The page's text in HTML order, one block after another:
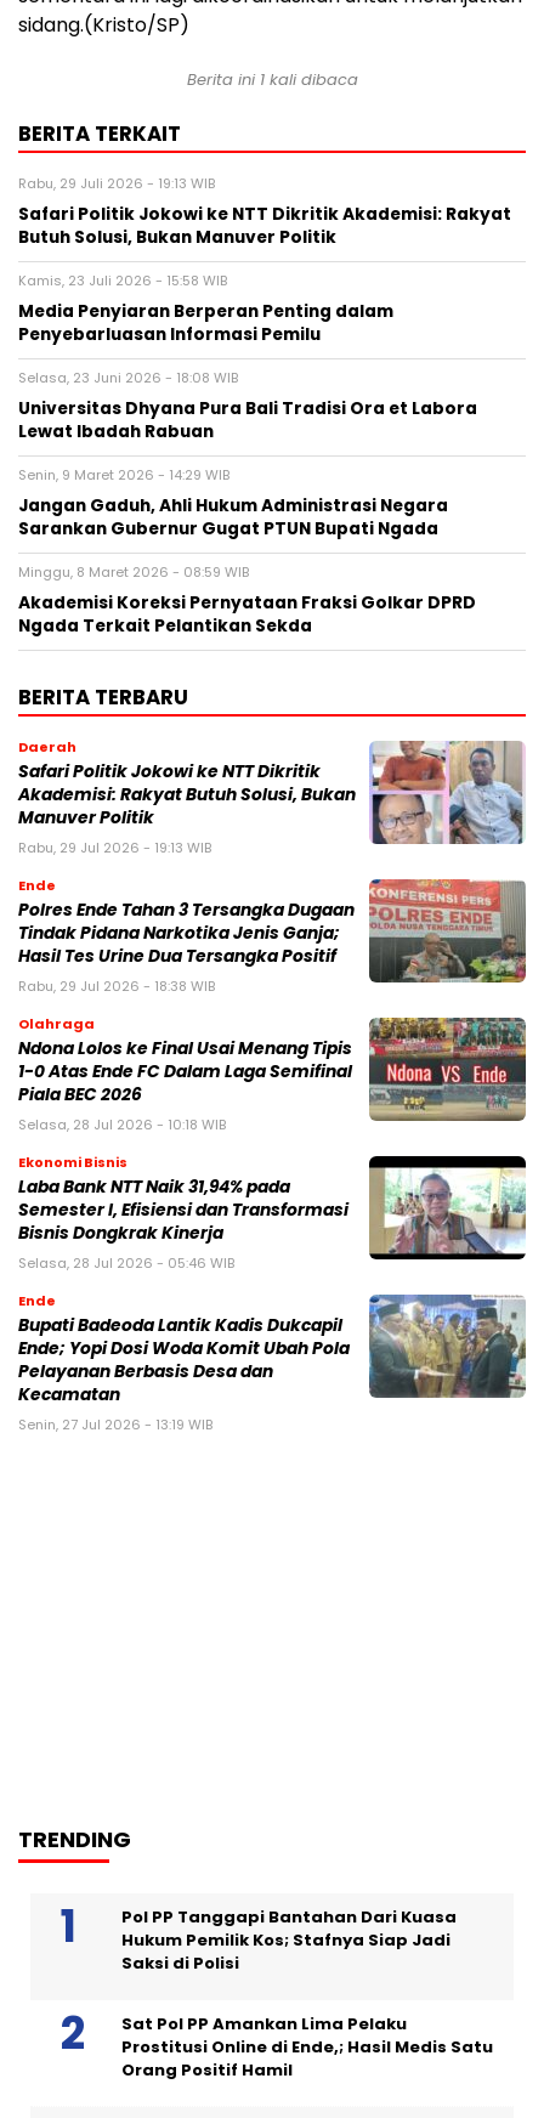
sidang.(Kristo/SP)
Berita ini 1 kali dibaca
BERITA TERKAIT
Rabu, 29 Juli 2026 - 19:13 WIB
Safari Politik Jokowi ke NTT Dikritik Akademisi: Rakyat
Butuh Solusi, Bukan Manuver Politik
Kamis, 23 Juli 2026 - 15:58 WIB
Media Penyiaran Berperan Penting dalam
Penyebarluasan Informasi Pemilu
Selasa, 23 Juni 2026 - 18:08 WIB
Universitas Dhyana Pura Bali Tradisi Ora et Labora
Lewat Ibadah Rabuan
Senin, 9 Maret 2026 - 14:29 WIB
Jangan Gaduh, Ahli Hukum Administrasi Negara
Sarankan Gubernur Gugat PTUN Bupati Ngada
Minggu, 8 Maret 2026 - 08:59 WIB
Akademisi Koreksi Pernyataan Fraksi Golkar DPRD
Ngada Terkait Pelantikan Sekda
BERITA TERBARU
Daerah
Safari Politik Jokowi ke NTT Dikritik
Akademisi: Rakyat Butuh Solusi, Bukan
Manuver Politik
Rabu, 29 Jul 2026 - 19:13 WIB
Ende
Polres Ende Tahan 3 Tersangka Dugaan
Tindak Pidana Narkotika Jenis Ganja;
Hasil Tes Urine Dua Tersangka Positif
Rabu, 29 Jul 2026 - 18:38 WIB
Olahraga
Ndona Lolos ke Final Usai Menang Tipis
1-0 Atas Ende FC Dalam Laga Semifinal
Piala BEC 2026
Selasa, 28 Jul 2026 - 10:18 WIB
Ekonomi Bisnis
Laba Bank NTT Naik 31,94% pada
Semester I, Efisiensi dan Transformasi
Bisnis Dongkrak Kinerja
Selasa, 28 Jul 2026 - 05:46 WIB
Ende
Bupati Badeoda Lantik Kadis Dukcapil
Ende; Yopi Dosi Woda Komit Ubah Pola
Pelayanan Berbasis Desa dan
Kecamatan
Senin, 27 Jul 2026 - 13:19 WIB
TRENDING
Pol PP Tanggapi Bantahan Dari Kuasa
Hukum Pemilik Kos; Stafnya Siap Jadi
Saksi di Polisi
Sat Pol PP Amankan Lima Pelaku
Prostitusi Online di Ende,; Hasil Medis Satu
Orang Positif Hamil